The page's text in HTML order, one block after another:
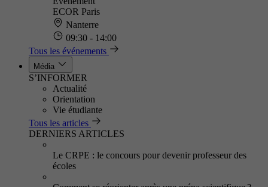
ECOR Paris
Nanterre
09:30 - 14:00
Tous les événements
Média
S’INFORMER
Actualité
Orientation
Vie étudiante
Tous les articles
DERNIERS ARTICLES
Le CRPE : le concours pour devenir professeur des
écoles